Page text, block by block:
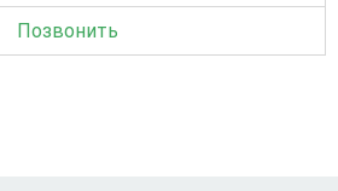
Позвонить